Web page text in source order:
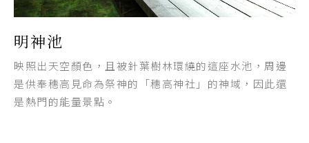
明神池
映照出天空顏色，且被針葉樹林環繞的這座水池，周邊
是供奉穗高見命為祭神的「穗高神社」的神域，因此還
是熱門的能量景點。